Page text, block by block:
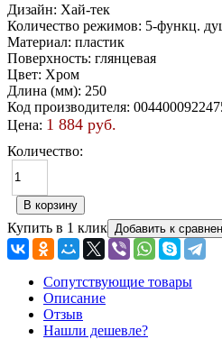
Дизайн: Хай-тек
Количество режимов: 5-функц.
Материал: пластик
Поверхность: глянцевая
Цвет: Хром
Длина (мм): 250
Код производителя:
Цена: 1 884 руб.
Количество:
Купить в 1 клик
Сопутствующие товары
Описание
Отзыв
Нашли дешевле?